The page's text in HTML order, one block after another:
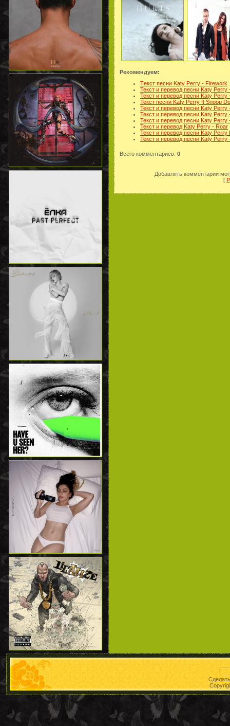
Рекомендуем:
Tекст песни Katy Perry - Firework
Текст и перевод песни Katy Perry
Текст и перевод песни Katy
Текст песни Katy Perry ft Snoop
Текст и перевод песни Katy
Текст и перевод песни Katy Perry
Текст и перевод песни Katy Perry
Текст и перевод Katy Perry - Roar
Текст и перевод песни Katy
Текст и перевод песни Katy Perry
Всего комментариев: 0
Добавлять комментарии
[